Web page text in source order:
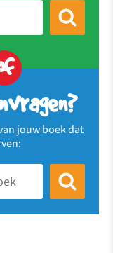
jouw boek dat